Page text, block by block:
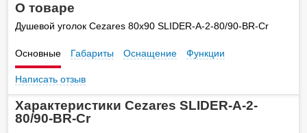
О товаре
Душевой уголок Cezares 80х90 SLIDER-A-2-80/90-BR-Cr
Основные Габариты Оснащение Функции
Написать отзыв
Характеристики Cezares SLIDER-A-2-
80/90-BR-Cr